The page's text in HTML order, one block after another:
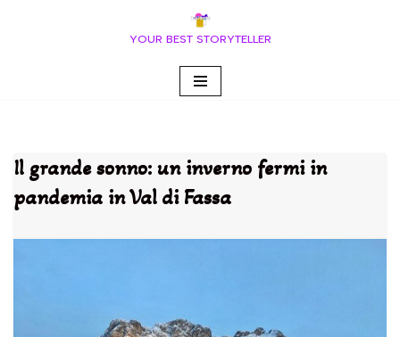
YOUR BEST STORYTELLER
Il grande sonno: un inverno fermi in
pandemia in Val di Fassa